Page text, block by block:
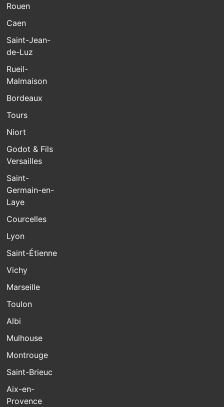
Rouen
Caen
Saint-Jean-
de-Luz
Rueil-
Malmaison
Bordeaux
Tours
Niort
Godot & Fils
Versailles
Saint-
Germain-en-
Laye
Courcelles
Lyon
Saint-Étienne
Vichy
Marseille
Toulon
Albi
Mulhouse
Montrouge
Saint-Brieuc
Aix-en-
Provence